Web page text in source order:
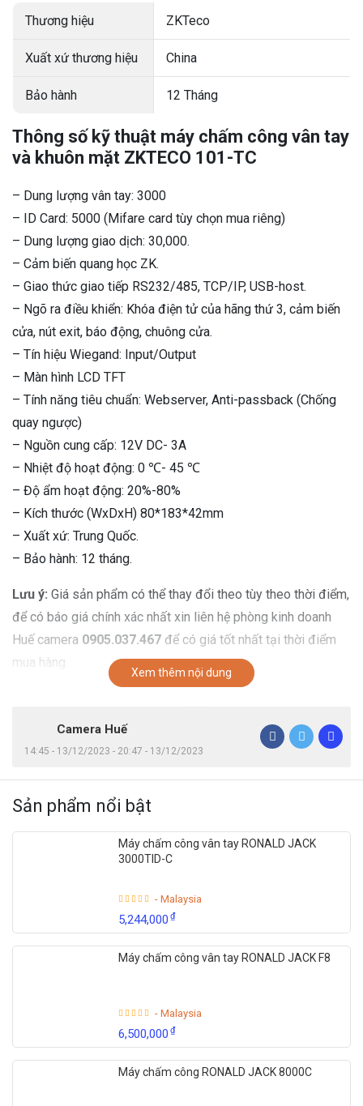
Thương hiệu ZKTeco
Xuất xứ thương hiệu China
Bảo hành 12 Tháng
Thông số kỹ thuật máy chấm công vân tay
và khuôn mặt ZKTECO 101-TC
– Dung lượng vân tay: 3000
– ID Card: 5000 (Mifare card tùy chọn mua riêng)
– Dung lượng giao dịch: 30,000.
– Cảm biến quang học ZK.
– Giao thức giao tiếp RS232/485, TCP/IP, USB-host.
– Ngõ ra điều khiển: Khóa điện tử của hãng thứ 3, cảm biến
cửa, nút exit, báo động, chuông cửa.
– Tín hiệu Wiegand: Input/Output
– Màn hình LCD TFT
– Tính năng tiêu chuẩn: Webserver, Anti-passback (Chống
quay ngược)
– Nguồn cung cấp: 12V DC- 3A
– Nhiệt độ hoạt động: 0 ℃- 45 ℃
– Độ ẩm hoạt động: 20%-80%
– Kích thước (WxDxH) 80*183*42mm
– Xuất xứ: Trung Quốc.
– Bảo hành: 12 tháng.
Lưu ý: Giá sản phẩm có thể thay đổi theo tùy theo thời điểm,
để có báo giá chính xác nhất xin liên hệ phòng kinh doanh
Huế camera 0905.037.467 để có giá tốt nhất tại thời điểm
mua hàng.
Xem thêm nội dung
Camera Huế
14:45 - 13/12/2023 - 20:47 - 13/12/2023
Sản phẩm nổi bật
Máy chấm công vân tay RONALD JACK
3000TID-C
- Malaysia
5,244,000₫
Máy chấm công vân tay RONALD JACK F8
- Malaysia
6,500,000₫
Máy chấm công RONALD JACK 8000C